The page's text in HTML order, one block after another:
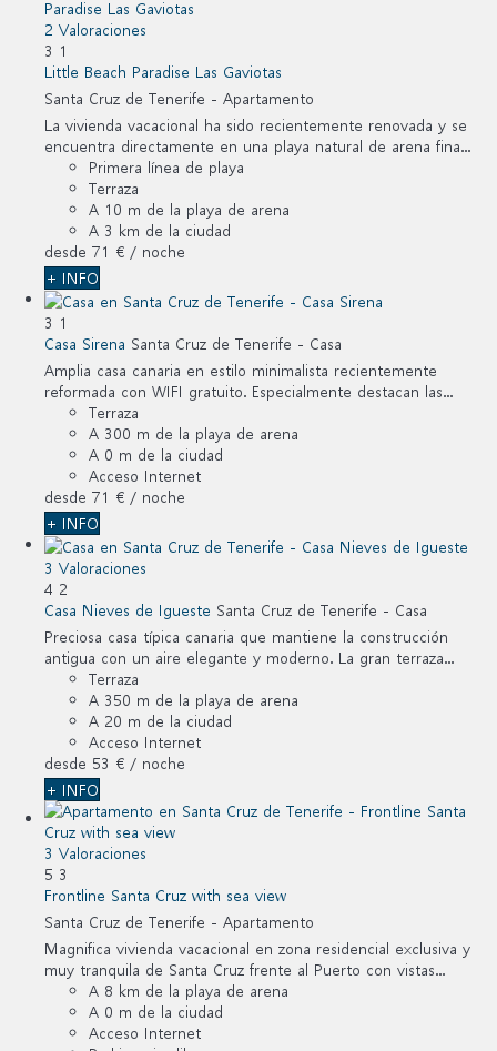
2 Valoraciones
3 1
Little Beach Paradise Las Gaviotas
Santa Cruz de Tenerife - Apartamento
La vivienda vacacional ha sido recientemente renovada y se
encuentra directamente en una playa natural de arena fina...
Primera línea de playa
Terraza
A 10 m de la playa de arena
A 3 km de la ciudad
desde 71 € / noche
+ INFO
3 1
Casa Sirena Santa Cruz de Tenerife - Casa
Amplia casa canaria en estilo minimalista recientemente
reformada con WIFI gratuito. Especialmente destacan las...
Terraza
A 300 m de la playa de arena
A 0 m de la ciudad
Acceso Internet
desde 71 € / noche
+ INFO
3 Valoraciones
4 2
Casa Nieves de Igueste Santa Cruz de Tenerife - Casa
Preciosa casa típica canaria que mantiene la construcción
antigua con un aire elegante y moderno. La gran terraza...
Terraza
A 350 m de la playa de arena
A 20 m de la ciudad
Acceso Internet
desde 53 € / noche
+ INFO
3 Valoraciones
5 3
Frontline Santa Cruz with sea view
Santa Cruz de Tenerife - Apartamento
Magnifica vivienda vacacional en zona residencial exclusiva y
muy tranquila de Santa Cruz frente al Puerto con vistas...
A 8 km de la playa de arena
A 0 m de la ciudad
Acceso Internet